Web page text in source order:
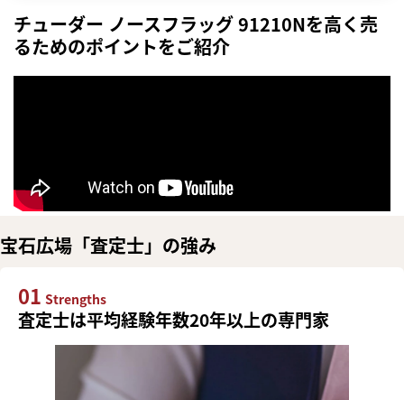
チューダー ノースフラッグ 91210Nを高く売
るためのポイントをご紹介
宝石広場「査定士」の強み
01 Strengths
査定士は平均経験年数20年以上の専門家